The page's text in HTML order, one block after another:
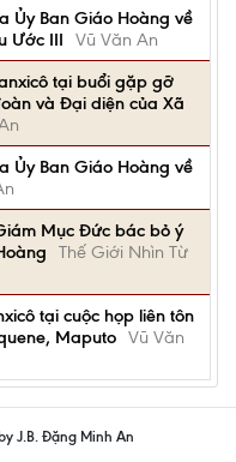
Ủy Ban Giáo Hoàng về
Ước III
Vũ Văn An
tại buổi gặp gỡ
và Đại diện của Xã
Ủy Ban Giáo Hoàng về
Mục Đức bác bỏ ý
Thế Giới Nhìn Từ
tại cuộc họp liên tôn
Maputo Vũ Văn
J.B. Đặng Minh An